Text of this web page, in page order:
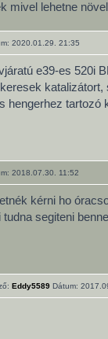
mivel lehetne
2020.01.29. 21:35
e39-es 520i
hengerhez tartozó
2018.07.30. 11:52
kérni ho
segiteni
Eddy5589 Dátum: